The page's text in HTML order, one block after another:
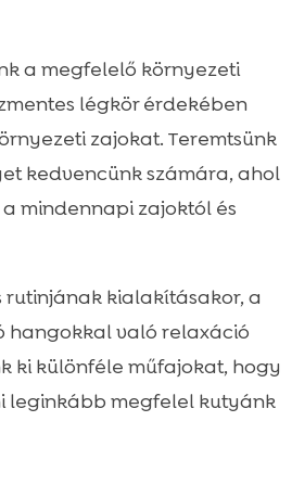
a megfelelő környezeti
légkör érdekében
zajokat. Teremtsünk
kedvencünk számára, ahol
mindennapi zajoktól és
rutinjának kialakításakor, a
hangokkal való relaxáció
ki különféle műfajokat, hogy
leginkább megfelel kutyánk